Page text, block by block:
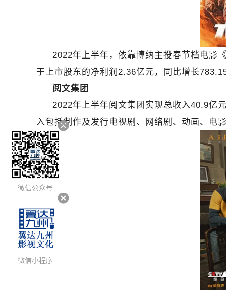
2022年上半年，依靠博纳主投春节档电影
于上市股东的净利润2.36亿元，同比增长
阅文集团
2022年上半年阅文集团实现总收入40.9亿
入包括制作及发行电视剧、网络剧、动画、电
微信公众号
微信小程序